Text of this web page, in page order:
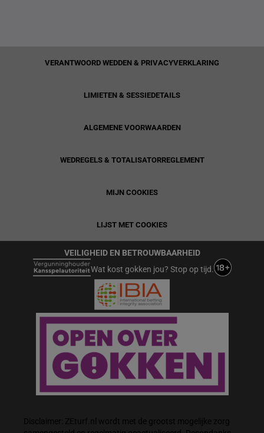
VERANTWOORD WEDDEN & PRIVACYVERKLARING
LIMIETEN & SESSIEDETAILS
ALGEMENE VOORWAARDEN
WEDREGELS & TOTALISATORREGLEMENT
MIJN COOKIES
LIJST MET COOKIES
VEILIGHEID EN BETROUWBAARHEID
Wat kost gokken jou? Stop op tijd.
Disclaimer: ZEturf.nl wordt met de grootst mogelijke zorg